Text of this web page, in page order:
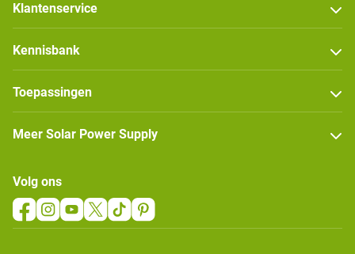
Klantenservice
Kennisbank
Toepassingen
Meer Solar Power Supply
Volg ons